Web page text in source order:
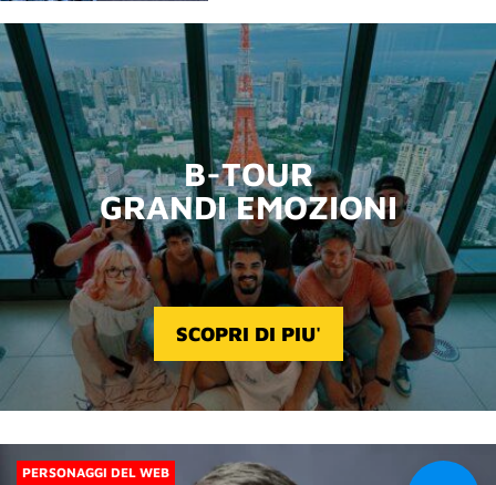
B-TOUR
GRANDI EMOZIONI
SCOPRI DI PIU'
PERSONAGGI DEL WEB